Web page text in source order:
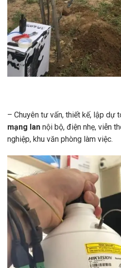
– Chuyên tư vấn, thiết kế, lập dự
mạng lan nội bộ, điện nhẹ, viễn
nghiệp, khu văn phòng làm việc.